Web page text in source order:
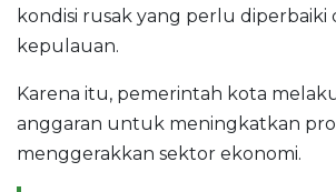
kondisi rusak yang perlu diperbaiki
kepulauan.
Karena itu, pemerintah kota
anggaran untuk meningkatkan
menggerakkan sektor ekonomi.